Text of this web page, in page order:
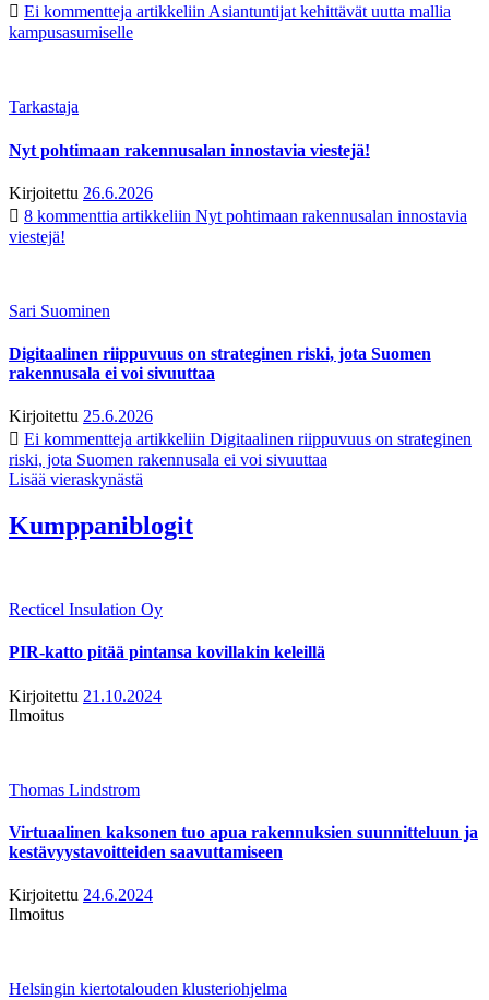
Ei kommentteja artikkeliin Asiantuntijat kehittävät uutta mallia
kampusasumiselle
Tarkastaja
Nyt pohtimaan rakennusalan innostavia viestejä!
Kirjoitettu 26.6.2026
8 kommenttia artikkeliin Nyt pohtimaan rakennusalan innostavia
viestejä!
Sari Suominen
Digitaalinen riippuvuus on strateginen riski, jota Suomen
rakennusala ei voi sivuuttaa
Kirjoitettu 25.6.2026
Ei kommentteja artikkeliin Digitaalinen riippuvuus on strateginen
riski, jota Suomen rakennusala ei voi sivuuttaa
Lisää vieraskynästä
Kumppaniblogit
Recticel Insulation Oy
PIR-katto pitää pintansa kovillakin keleillä
Kirjoitettu 21.10.2024
Ilmoitus
Thomas Lindstrom
Virtuaalinen kaksonen tuo apua rakennuksien suunnitteluun ja
kestävyystavoitteiden saavuttamiseen
Kirjoitettu 24.6.2024
Ilmoitus
Helsingin kiertotalouden klusteriohjelma